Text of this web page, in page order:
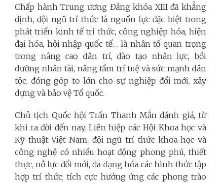
Chấp hành Trung ương Đảng khóa XIII đã khẳng
định, đội ngũ trí thức là nguồn lực đặc biệt trong
phát triển kinh tế tri thức, công nghiệp hóa, hiện
đại hóa, hội nhập quốc tế… là nhân tố quan trọng
trong nâng cao dân trí, đào tạo nhân lực, bồi
dưỡng nhân tài, nâng tầm trí tuệ và sức mạnh dân
tộc, đóng góp to lớn cho sự nghiệp đổi mới, xây
dựng và bảo vệ Tổ quốc.
Chủ tịch Quốc hội Trần Thanh Mẫn đánh giá, từ
khi ra đời đến nay, Liên hiệp các Hội Khoa học và
Kỹ thuật Việt Nam, đội ngũ trí thức khoa học và
công nghệ có nhiều hoạt động phong phú, thiết
thực, nỗ lực đổi mới, đa dạng hóa các hình thức tập
hợp trí thức; tích cực hưởng ứng các phong trào